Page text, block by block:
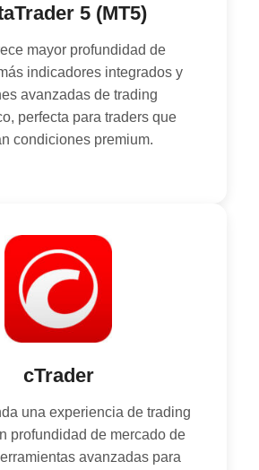
5 (MT5)
mayor profundidad de
indicadores integrados y
avanzadas de trading
perfecta para traders que
condiciones premium.
cTrader
una experiencia de trading
profundidad de mercado de
avanzadas para